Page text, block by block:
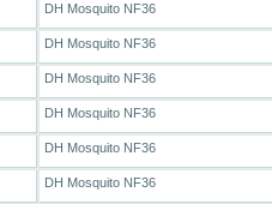
DH Mosquito NF36
DH Mosquito NF36
DH Mosquito NF36
DH Mosquito NF36
DH Mosquito NF36
DH Mosquito NF36